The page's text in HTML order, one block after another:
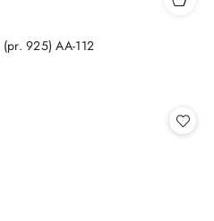
925) AA-112